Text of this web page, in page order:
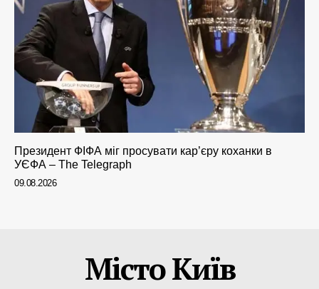
Президент ФІФА міг просувати кар’єру коханки в
УЄФА – The Telegraph
09.08.2026
Місто Київ